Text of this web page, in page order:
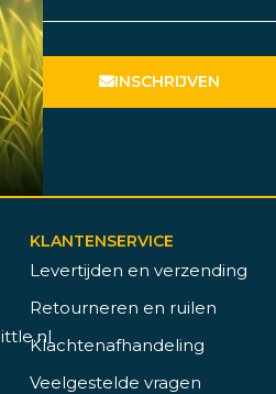
INSCHRIJVEN
KLANTENSERVICE
Levertijden en verzending
Retourneren en ruilen
Klachtenafhandeling
Veelgestelde vragen